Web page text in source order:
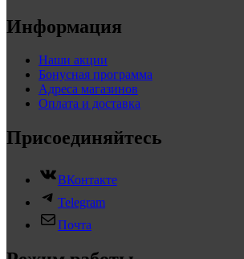
Информация
Наши акции
Бонусная программа
Адреса магазинов
Оплата и доставка
Присоединяйтесь
ВКонтакте
Telegram
Почта